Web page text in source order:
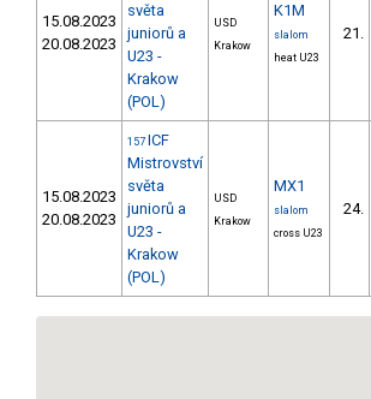
15.08.2023
20.08.2023
světa
juniorů a
U23 -
Krakow
(POL)
USD
Krakow
K1M
slalom
heat U23
21.
15.08.2023
20.08.2023
157 ICF
Mistrovství
světa
juniorů a
U23 -
Krakow
(POL)
USD
Krakow
MX1
slalom
cross U23
24.